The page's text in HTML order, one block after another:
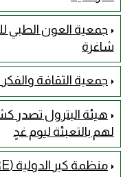
جمعية العون الطبي
شاغرة
جمعية الثقافة
هيئة البترول تصدر
لهم بالتعبئة ليوم غدٍ
منظمة كير الدولية (CARE) تُعلن عن وظائف شاغرة